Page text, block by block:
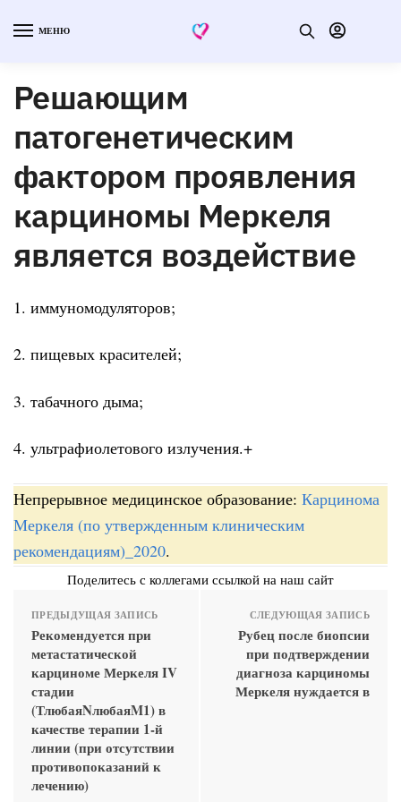
МЕНЮ
Решающим
патогенетическим
фактором проявления
карциномы Меркеля
является воздействие
1. иммуномодуляторов;
2. пищевых красителей;
3. табачного дыма;
4. ультрафиолетового излучения.+
Непрерывное медицинское образование: Карцинома
Меркеля (по утвержденным клиническим
рекомендациям)_2020.
Поделитесь с коллегами ссылкой на наш сайт
ПРЕДЫДУЩАЯ ЗАПИСЬ
Рекомендуется при
метастатической
карциноме Меркеля IV
стадии
(ТлюбаяNлюбаяM1) в
качестве терапии 1-й
линии (при отсутствии
противопоказаний к
лечению)
СЛЕДУЮЩАЯ ЗАПИСЬ
Рубец после биопсии
при подтверждении
диагноза карциномы
Меркеля нуждается в